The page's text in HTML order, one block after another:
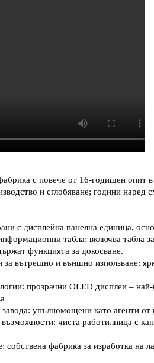
с повече от 16-годишен опит
и сглобяване; години наред
с дисплейна панелна единица,
табла: включва табла
функцията за докосване.
за вътрешно и външно използване:
прозрачни OLED дисплеи –
завода: упълномощени като агенти
чиста работилница с
собствена фабрика за изработка на